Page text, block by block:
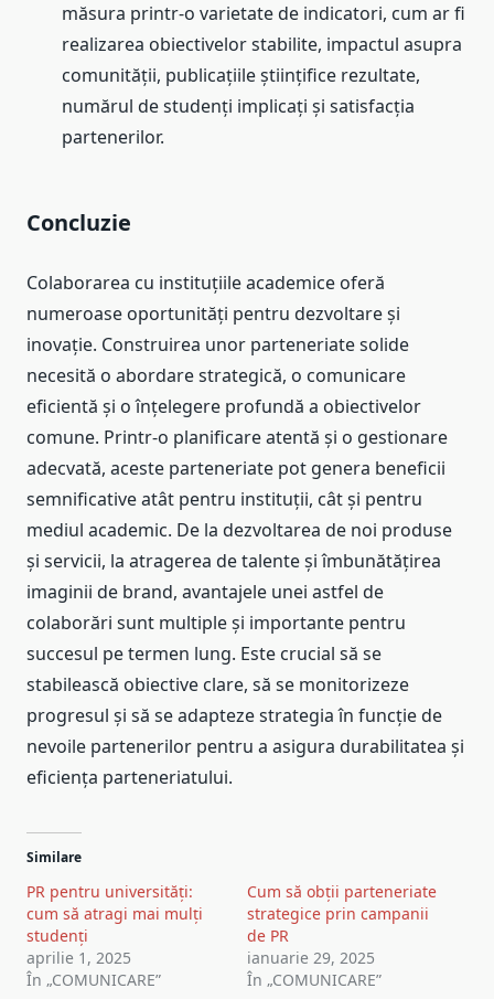
măsura printr-o varietate de indicatori, cum ar fi
realizarea obiectivelor stabilite, impactul asupra
comunității, publicațiile științifice rezultate,
numărul de studenți implicați și satisfacția
partenerilor.
Concluzie
Colaborarea cu instituțiile academice oferă
numeroase oportunități pentru dezvoltare și
inovație. Construirea unor parteneriate solide
necesită o abordare strategică, o comunicare
eficientă și o înțelegere profundă a obiectivelor
comune. Printr-o planificare atentă și o gestionare
adecvată, aceste parteneriate pot genera beneficii
semnificative atât pentru instituții, cât și pentru
mediul academic. De la dezvoltarea de noi produse
și servicii, la atragerea de talente și îmbunătățirea
imaginii de brand, avantajele unei astfel de
colaborări sunt multiple și importante pentru
succesul pe termen lung. Este crucial să se
stabilească obiective clare, să se monitorizeze
progresul și să se adapteze strategia în funcție de
nevoile partenerilor pentru a asigura durabilitatea și
eficiența parteneriatului.
Similare
PR pentru universități:
cum să atragi mai mulți
studenți
aprilie 1, 2025
În „COMUNICARE”
Cum să obții parteneriate
strategice prin campanii
de PR
ianuarie 29, 2025
În „COMUNICARE”